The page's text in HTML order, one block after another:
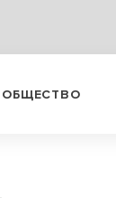
ОБЩЕСТВО